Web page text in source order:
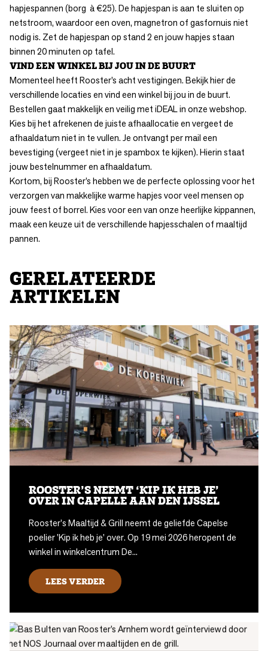
hapjespannen (borg à €25). De hapjespan is aan te sluiten op
netstroom, waardoor een oven, magnetron of gasfornuis niet
nodig is. Zet de hapjespan op stand 2 en jouw hapjes staan
binnen 20 minuten op tafel.
VIND EEN WINKEL BIJ JOU IN DE BUURT
Momenteel heeft Rooster’s acht vestigingen. Bekijk hier de
verschillende locaties en vind een winkel bij jou in de buurt.
Bestellen gaat makkelijk en veilig met iDEAL in onze webshop.
Kies bij het afrekenen de juiste afhaallocatie en vergeet de
afhaaldatum niet in te vullen. Je ontvangt per mail een
bevestiging (vergeet niet in je spambox te kijken). Hierin staat
jouw bestelnummer en afhaaldatum.
Kortom, bij Rooster’s hebben we de perfecte oplossing voor het
verzorgen van makkelijke warme hapjes voor veel mensen op
jouw feest of borrel. Kies voor een van onze heerlijke kippannen,
maak een keuze uit de verschillende hapjesschalen of maaltijd
pannen.
GERELATEERDE
ARTIKELEN
ROOSTER’S NEEMT ‘KIP IK HEB JE’
OVER IN CAPELLE AAN DEN IJSSEL
Rooster's Maaltijd & Grill neemt de geliefde Capelse
poelier 'Kip ik heb je' over. Op 19 mei 2026 heropent de
winkel in winkelcentrum De...
LEES VERDER